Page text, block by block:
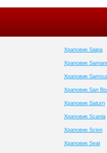
Храповик Saipa
Храповик
Храповик
Храповик San
Храповик Saturn
Храповик Scania
Храповик Scion
Храповик Seat